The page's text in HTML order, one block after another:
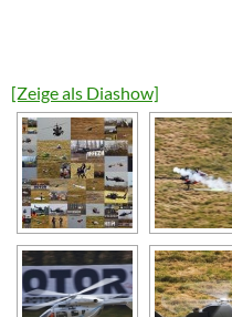
[Zeige als Diashow]